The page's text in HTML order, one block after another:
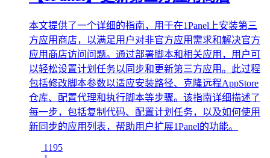
本文提供了一个详细的指南，用于在1Panel上安装第三
方应用商店，以满足用户对非官方应用需求和解决官方
应用商店访问问题。通过部署脚本和相关应用，用户可
以轻松设置计划任务以同步和更新第三方应用。此过程
包括修改脚本参数以适应安装路径、克隆远程AppStore
仓库、配置代理和执行脚本等步骤。该指南详细描述了
每一步，包括复制代码、配置计划任务，以及如何使用
新同步的应用列表，帮助用户扩展1Panel的功能。
1195